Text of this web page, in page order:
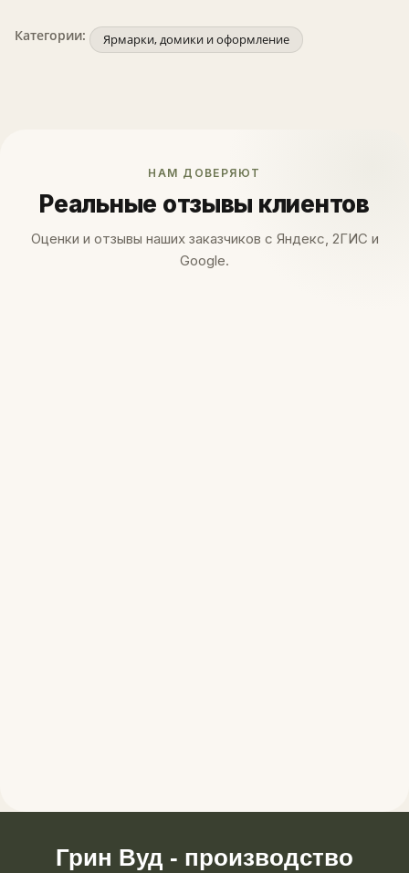
Категории: Ярмарки, домики и оформление
НАМ ДОВЕРЯЮТ
Реальные отзывы клиентов
Оценки и отзывы наших заказчиков с Яндекс, 2ГИС и
Google.
Грин Вуд - производство